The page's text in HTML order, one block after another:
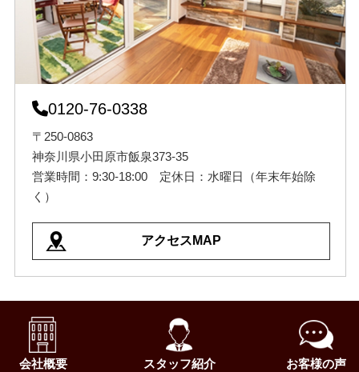
0120-76-0338
〒250-0863
神奈川県小田原市飯泉373-35
営業時間：9:30-18:00 定休日：水曜日（年末年始除
く）
アクセスMAP
会社概要 スタッフ紹介 お客様の声